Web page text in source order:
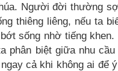
Người đời thường
thiêng liêng, nếu ta
sống nhờ tiếng
phân biệt giữa nhu
cả khi không ai để